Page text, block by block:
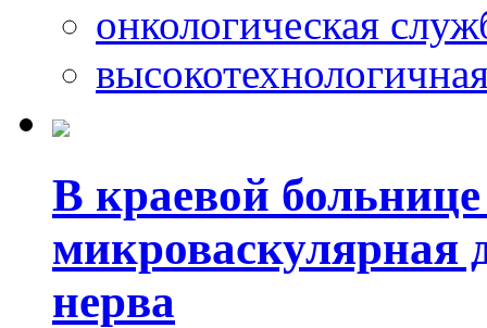
онкологическая
В краевой
микроваскулярная
нерва